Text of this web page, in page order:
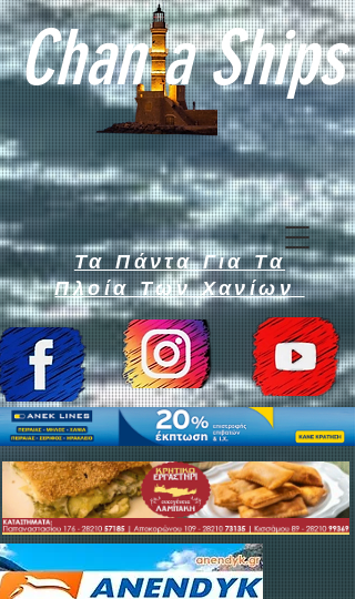
Chan a Ships
Τα Πάντα Για Τα
Πλοία Των Χανίων